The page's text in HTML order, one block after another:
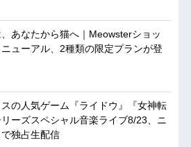
あなたから猫へ｜Meowsterショッ
ューアル、2種類の限定プランが登
の人気ゲーム『ライドウ』『女神転
ーズスペシャル音楽ライブ8/23、ニ
で独占生配信